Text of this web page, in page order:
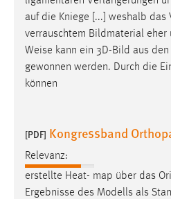
auf die Kniege [...] weshalb das
verrauschtem Bildmaterial eher
Weise kann ein 3D-Bild aus den
gewonnen werden. Durch die
können
[PDF] Kongressband
Relevanz:
erstellte Heat- map über das
Ergebnisse des Modells als